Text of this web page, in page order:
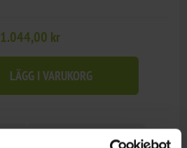
1.044,00 kr
LÄGG I VARUKORG
Jämför denna produkt